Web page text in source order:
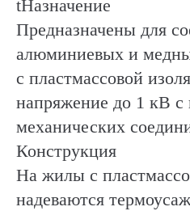
tНазначение
Предназначены для
алюминиевых и
с пластмассовой
напряжение до 1 кВ
механических
Конструкция
На жилы с
надеваются